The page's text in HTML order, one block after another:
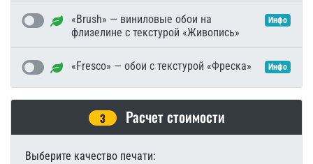
«Brush» — виниловые обои на
флизелине с текстурой «Живопись»
Инфо
«Fresco» — обои с текстурой «Фреска» Инфо
3 Расчет стоимости
Выберите качество печати: